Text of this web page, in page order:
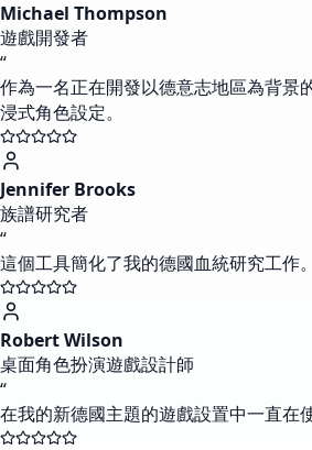
Michael Thompson
遊戲開發者
“
作為一名正在開發以德意志地區為背景
浸式角色設定。
Jennifer Brooks
族譜研究者
“
這個工具簡化了我的德國血統研究工作
Robert Wilson
桌面角色扮演遊戲設計師
“
在我的新德國主題的遊戲設置中一直在